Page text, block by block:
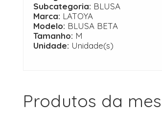
Subcategoria: BLUSA
Marca: LATOYA
Modelo: BLUSA BETA
Tamanho: M
Unidade: Unidade(s)
Produtos da